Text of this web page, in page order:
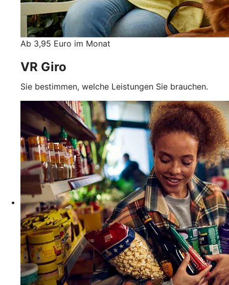
Ab 3,95 Euro im Monat
VR Giro
Sie bestimmen, welche Leistungen Sie brauchen.